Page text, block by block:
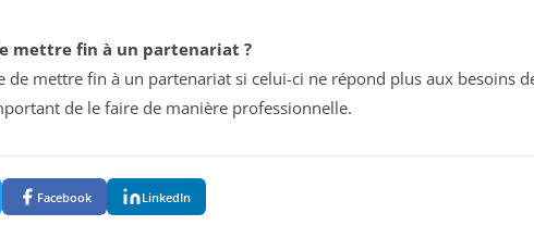
mettre fin à un partenariat ?
de mettre fin à un partenariat si celui-ci ne répond plus aux besoins
de le faire de manière professionnelle.
Facebook LinkedIn